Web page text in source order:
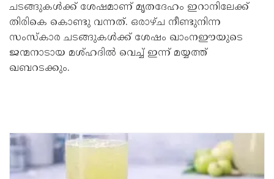
ചടങ്ങുകൾക്ക് ശേഷമാണ് മൃതദേഹം ഇറാനിലേക്ക്
തിരികെ കൊണ്ടു വന്നത്. ഒരാഴ്ച നീണ്ടുനിന്ന
സംസ്കാര ചടങ്ങുകൾക്ക് ശേഷം ഖാംനഈയുടെ
ജന്മനാടായ മശ്ഹദിൽ വെച്ച് ഇന്ന് മയ്യത്ത്
ഖബറടക്കും.